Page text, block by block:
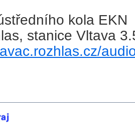
kola EKN
stanice Vltava